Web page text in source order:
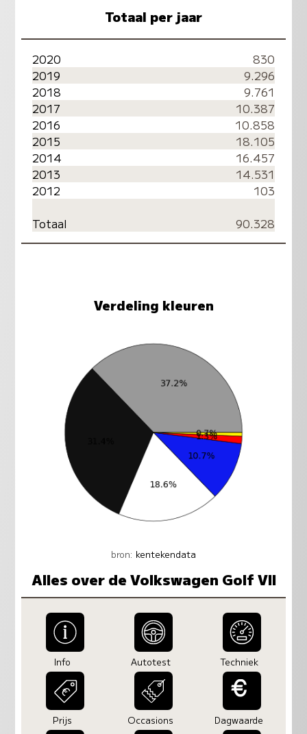
Totaal per jaar
2020
830
2019
9.296
2018
9.761
2017
10.387
2016
10.858
2015
18.105
2014
16.457
2013
14.531
2012
103
Totaal
90.328
Verdeling kleuren
bron: kentekendata
Alles over de Volkswagen Golf VII
Info Autotest Techniek
Prijs Occasions Dagwaarde